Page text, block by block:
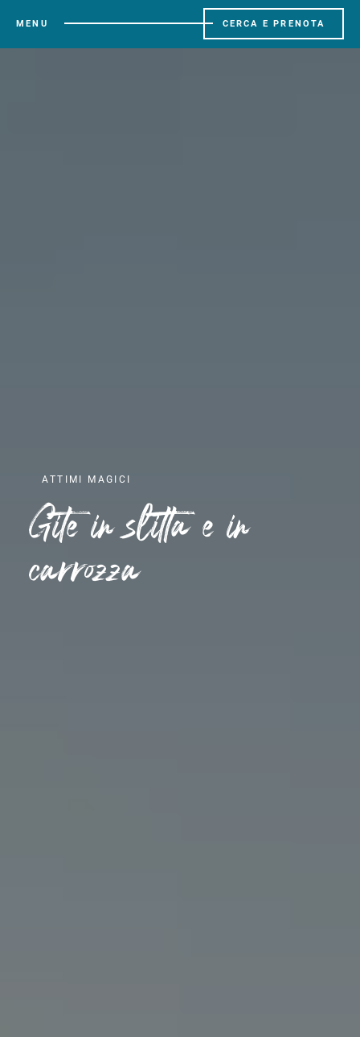
MENU CERCA E PRENOTA
ATTIMI MAGICI
Gite in slitta e in
carrozza